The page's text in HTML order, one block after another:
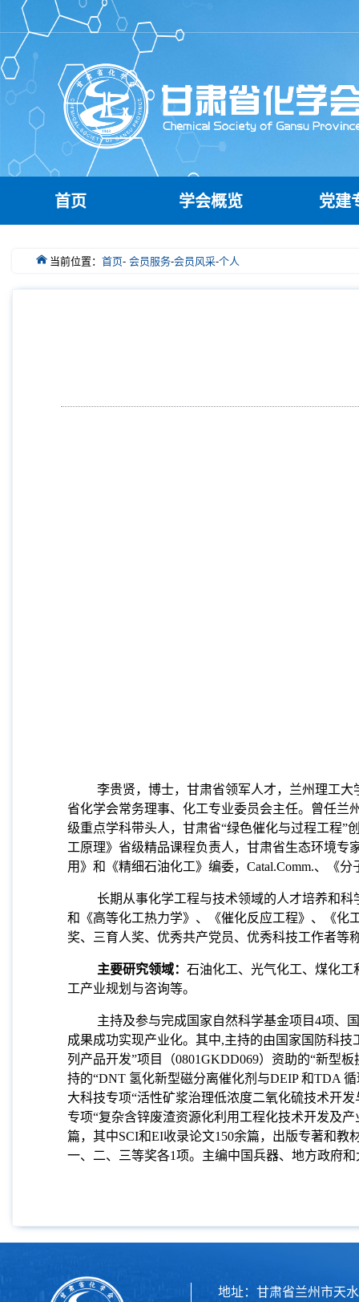
首页 学会概览 党建
当前位置： 首页- 会员服务-会员风采-个人
李贵贤，博士，甘肃省领军人才，兰州理工
省化学会常务理事、化工专业委员会主任。曾任兰
级重点学科带头人，甘肃省“绿色催化与过程工程”
工原理》省级精品课程负责人，甘肃省生态环境专
用》和《精细石油化工》编委，Catal.Comm.、《
长期从事化学工程与技术领域的人才培养和
和《高等化工热力学》、《催化反应工程》、《化
奖、三育人奖、优秀共产党员、优秀科技工作者等
主要研究领域： 石油化工、光气化工、煤化工
工产业规划与咨询等。
主持及参与完成国家自然科学基金项目4项、
成果成功实现产业化。其中,主持的由国家国防科
列产品开发”项目（0801GKDD069）资助的“新型
持的“DNT 氢化新型磁分离催化剂与DEIP 和TDA
大科技专项“活性矿浆治理低浓度二氧化硫技术开
专项“复杂含锌废渣资源化利用工程化技术开发及
篇，其中SCI和EI收录论文150余篇，出版专著和
一、二、三等奖各1项。主编中国兵器、地方政府
地址：甘肃省兰州市天